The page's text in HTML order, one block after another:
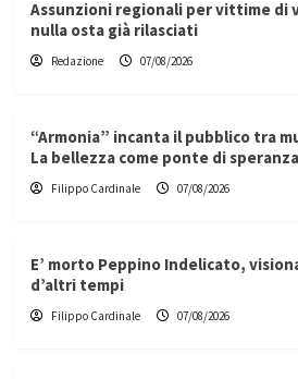
Assunzioni regionali per vittime di
nulla osta già rilasciati
Redazione 07/08/2026
“Armonia” incanta il pubblico tra
La bellezza come ponte di
Filippo Cardinale 07/08/2026
E’ morto Peppino Indelicato,
d’altri tempi
Filippo Cardinale 07/08/2026